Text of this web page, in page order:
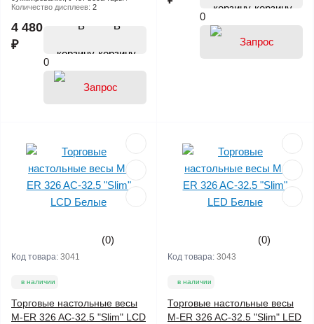
Количество дисплеев: 2
4 480
₽
В
корзину
0
корзину
0
(0)
Код товара: 3041
в наличии
Торговые настольные весы
M-ER 326 AC-32.5 "Slim" LCD
(0)
Код товара: 3043
в наличии
Торговые настольные весы
M-ER 326 AC-32.5 "Slim" LED